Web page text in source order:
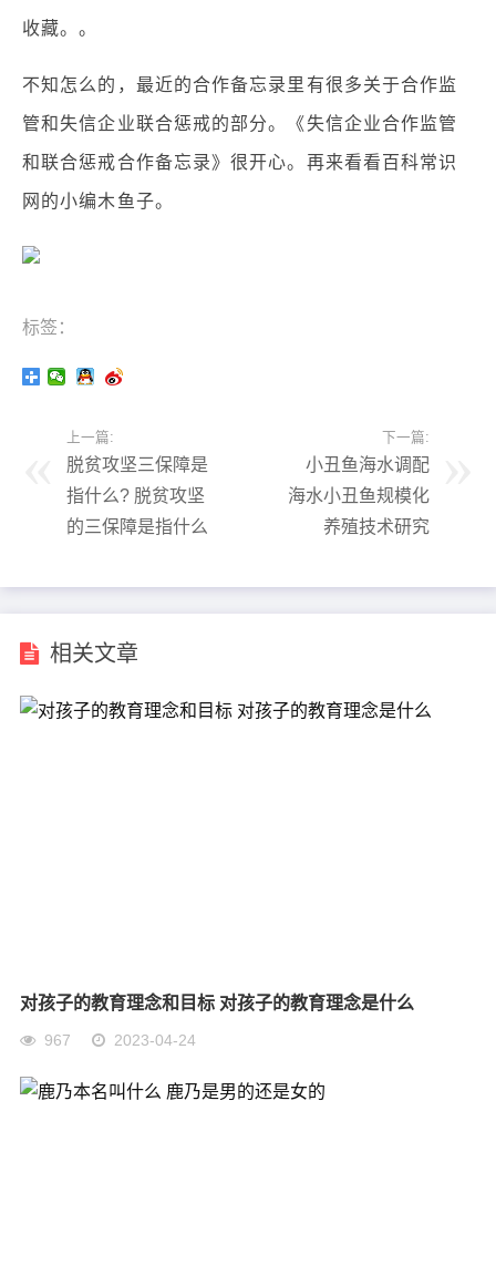
收藏。。
不知怎么的，最近的合作备忘录里有很多关于合作监
管和失信企业联合惩戒的部分。《失信企业合作监管
和联合惩戒合作备忘录》很开心。再来看看百科常识
网的小编木鱼子。
标签：
上一篇:
脱贫攻坚三保障是
指什么? 脱贫攻坚
的三保障是指什么
下一篇:
小丑鱼海水调配
海水小丑鱼规模化
养殖技术研究
相关文章
对孩子的教育理念和目标 对孩子的教育理念是什么
967 2023-04-24